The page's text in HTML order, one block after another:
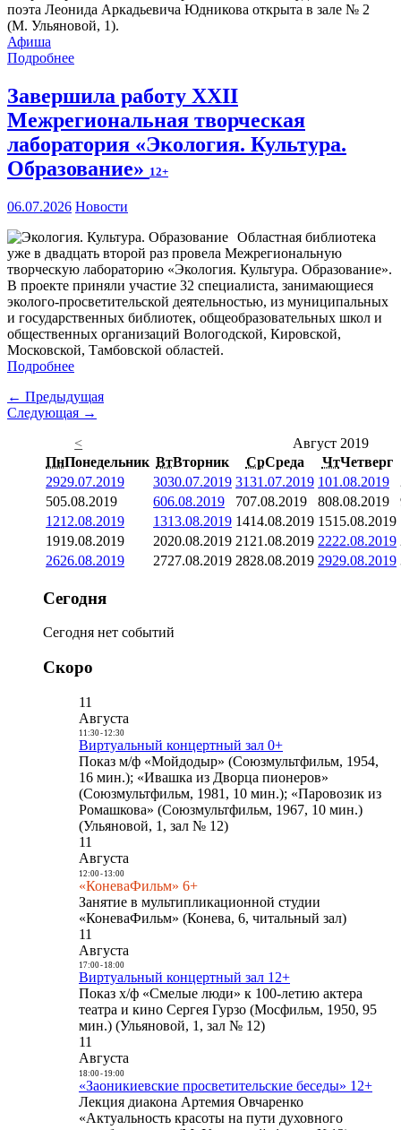
поэта Леонида Аркадьевича Юдникова открыта в зале № 2
(М. Ульяновой, 1).
Афиша
Подробнее
Завершила работу XXII
Межрегиональная творческая
лаборатория «Экология. Культура.
Образование» 12+
06.07.2026 Новости
Областная библиотека
уже в двадцать второй раз провела Межрегиональную
творческую лабораторию «Экология. Культура. Образование».
В проекте приняли участие 32 специалиста, занимающиеся
эколого-просветительской деятельностью, из муниципальных
и государственных библиотек, общеобразовательных школ и
общественных организаций Вологодской, Кировской,
Московской, Тамбовской областей.
Подробнее
← Предыдущая
Следующая →
<
Август 2019
ПнПонедельник ВтВторник СрСреда ЧтЧетверг
2929.07.2019 3030.07.2019 3131.07.2019 101.08.2019
505.08.2019 606.08.2019 707.08.2019 808.08.2019
1212.08.2019 1313.08.2019 1414.08.2019 1515.08.2019
1919.08.2019 2020.08.2019 21 21.08.2019 2222.08.2019
2626.08.2019 2727.08.2019 2828.08.2019 2929.08.2019
Сегодня
Сегодня нет событий
Скоро
11
Августа
11:30- 12:30
Виртуальный концертный зал 0+
Показ м/ф «Мойдодыр» (Союзмультфильм, 1954,
16 мин.); «Ивашка из Дворца пионеров»
(Союзмультфильм, 1981, 10 мин.); «Паровозик из
Ромашкова» (Союзмультфильм, 1967, 10 мин.)
(Ульяновой, 1, зал № 12)
11
Августа
12:00- 13:00
«КоневаФильм» 6+
Занятие в мультипликационной студии
«КоневаФильм» (Конева, 6, читальный зал)
11
Августа
17:00- 18:00
Виртуальный концертный зал 12+
Показ х/ф «Смелые люди» к 100-летию актера
театра и кино Сергея Гурзо (Мосфильм, 1950, 95
мин.) (Ульяновой, 1, зал № 12)
11
Августа
18:00- 19:00
«Заоникиевские просветительские беседы» 12+
Лекция диакона Артемия Овчаренко
«Актуальность красоты на пути духовного